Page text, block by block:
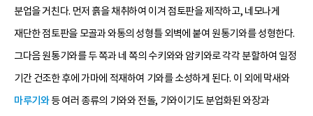
분업을 거친다. 먼저 흙을 채취하여 이겨 점토판을 제작하고, 네모나게
재단한 점토판을 모골과 와통의 성형틀 외벽에 붙여 원통기와를 성형한다.
그다음 원통기와를 두 쪽과 네 쪽의 수키와와 암키와로 각각 분할하여 일정
기간 건조한 후에 가마에 적재하여 기와를 소성하게 된다. 이 외에 막새와
마루기와등 여러 종류의 기와와 전돌, 기와이기도 분업화된 와장과